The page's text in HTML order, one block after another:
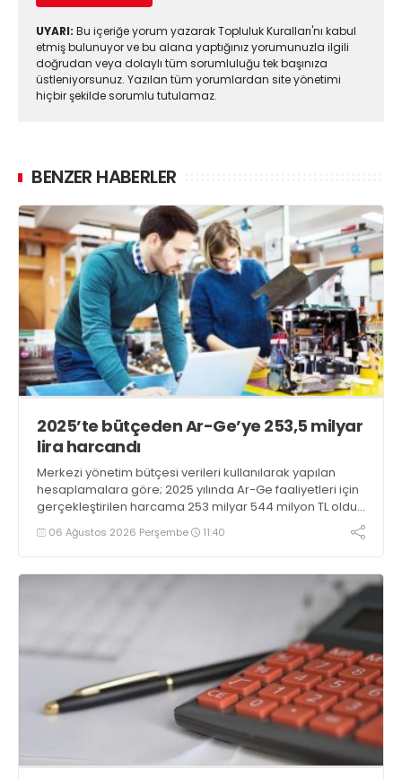
UYARI: Bu içeriğe yorum yazarak Topluluk Kuralları'nı kabul
etmiş bulunuyor ve bu alana yaptığınız yorumunuzla ilgili
doğrudan veya dolaylı tüm sorumluluğu tek başınıza
üstleniyorsunuz. Yazılan tüm yorumlardan site yönetimi
hiçbir şekilde sorumlu tutulamaz.
BENZER HABERLER
2025’te bütçeden Ar-Ge’ye 253,5 milyar
lira harcandı
Merkezi yönetim bütçesi verileri kullanılarak yapılan
hesaplamalara göre; 2025 yılında Ar-Ge faaliyetleri için
gerçekleştirilen harcama 253 milyar 544 milyon TL oldu.
Ar-Ge harcamalarının merkezi yönetim bütçesi
içerisindeki oranı yüzde 1,58 oldu
06 Ağustos 2026 Perşembe 11:40